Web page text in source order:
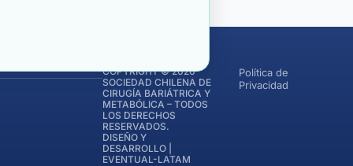
COPYRIGHT © 2026
SOCIEDAD CHILENA DE
CIRUGÍA BARIÁTRICA Y
METABÓLICA – TODOS
LOS DERECHOS
RESERVADOS.
DISEÑO Y
DESARROLLO |
EVENTUAL-LATAM
Política de
Privacidad